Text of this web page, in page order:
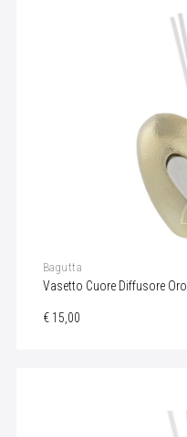
Bagutta
Vasetto Cuore Diffusore Oro
€ 15,00